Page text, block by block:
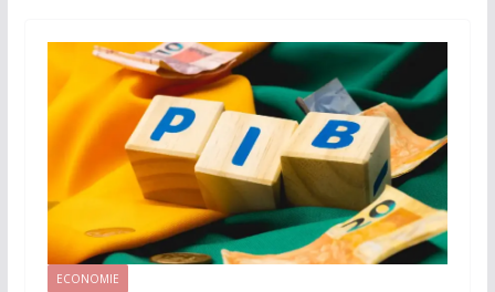
ECONOMIE